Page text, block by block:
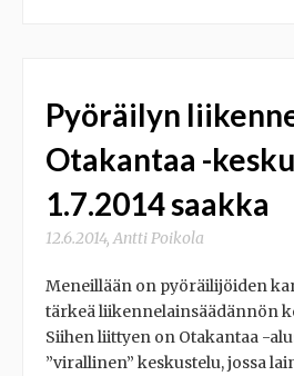
Pyöräilyn
Otakantaa -
1.7.2014 saakka
12.6.2014,Antti Poikola
Meneillään on pyöräilijöiden
tärkeä liikennelainsäädännön
Siihen liittyen on Otakantaa -
”virallinen” keskustelu, jossa